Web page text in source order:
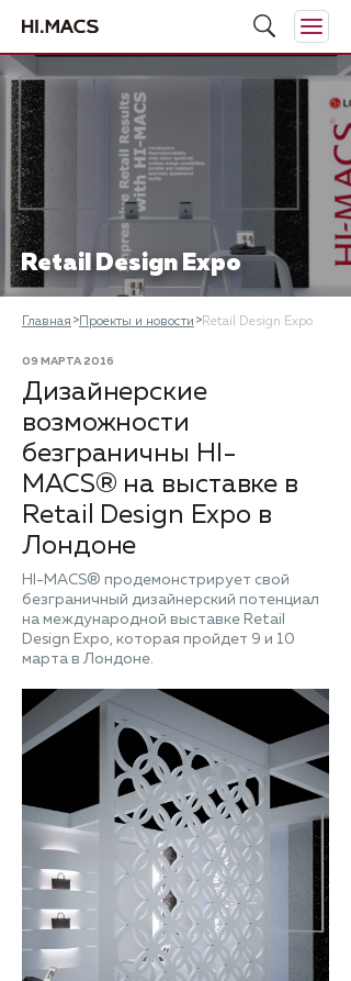
Retail Design Expo
Главная Проекты и новости Retail Design Expo
09 МАРТА 2016
Дизайнерские
возможности
безграничны HI-
MACS® на выставке в
Retail Design Expo в
Лондоне
HI-MACS® продемонстрирует свой
безграничный дизайнерский потенциал
на международной выставке Retail
Design Expo, которая пройдет 9 и 10
марта в Лондоне.